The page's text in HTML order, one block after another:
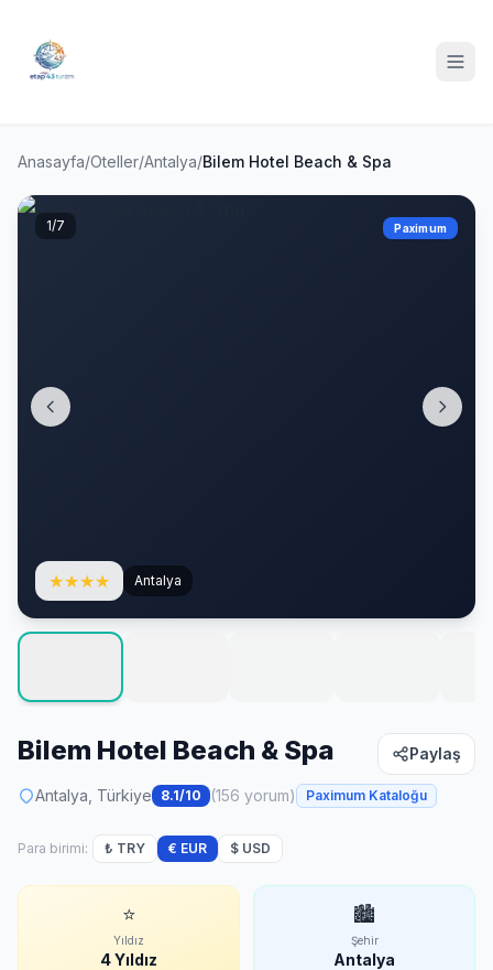
Anasayfa/Oteller/Antalya/Bilem Hotel Beach & Spa
★★★★ Antalya
Paximum
1/7
Bilem Hotel Beach & Spa Paylaş
Antalya, Türkiye 8.1/10 (156 yorum) Paximum Kataloğu
Para birimi: ₺ TRY € EUR $ USD
⭐
Yıldız
4 Yıldız
🏙
Şehir
Antalya